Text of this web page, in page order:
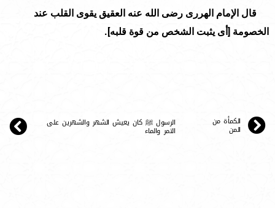
قال الإمام الهررى رضى الله عنه العقيق يقوى القلب عند
الخصومة [أى يثبت الشخص من قوة قلبه].
الكمأة من
المن
الرسول ﷺ كان يعيش الشهر والشهرين على
التمر والماء